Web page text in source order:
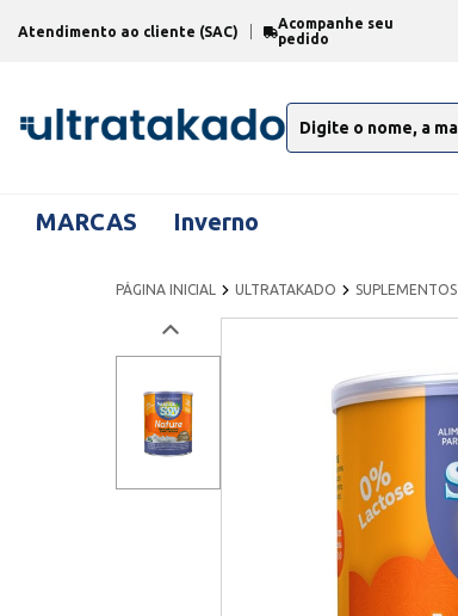
Atendimento ao cliente (SAC)
Acompanhe seu
pedido
MARCAS Inverno
PÁGINA INICIAL ULTRATAKADO SUPLEMENTOS